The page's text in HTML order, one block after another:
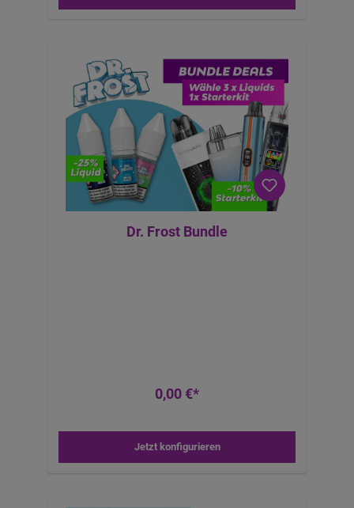
vorgefüllte, auslaufsichere 2-ml-Pods20 mg/ml
Nic Salt für einen sanften, intensiven ZugBis zu
2400 Züge (600 Züge pro Pod)Optimiertes MTL-
Dampfen für ein erstklassiges ErlebnisLED-
Batterieanzeige für klare StatusupdatesType-C-
Ladung für schnelles und bequemes
AufladenMesh-Coils für herausragenden
Geschmack und DampfproduktionFeatures:
Dr. Frost Bundle
0,00 €*
Jetzt konfigurieren